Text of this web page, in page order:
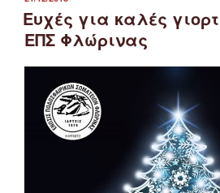
ΣΤΙΣ
Ευχές για καλές
ΕΠΣ Φλώρινας